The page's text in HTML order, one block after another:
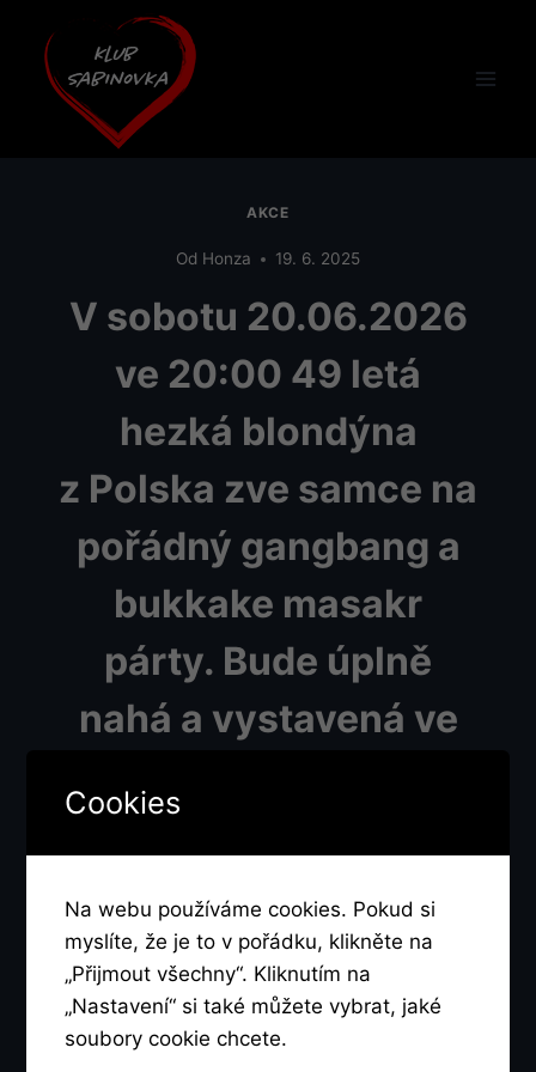
obsah
AKCE
Od Honza 19. 6. 2025
V sobotu 20.06.2026
ve 20:00 49 letá
hezká blondýna
z Polska zve samce na
pořádný gangbang a
bukkake masakr
párty. Bude úplně
nahá a vystavená ve
Miluje vymrdání od
více chlapů a chce od
každého postříkat svá
Cookies
Na webu používáme cookies. Pokud si
myslíte, že je to v pořádku, klikněte na
„Přijmout všechny“. Kliknutím na
„Nastavení“ si také můžete vybrat, jaké
soubory cookie chcete.